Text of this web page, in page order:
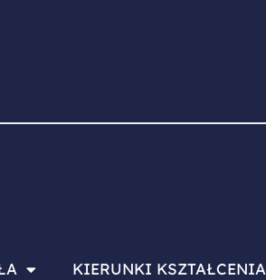
KIERUNKI KSZTAŁCENIA